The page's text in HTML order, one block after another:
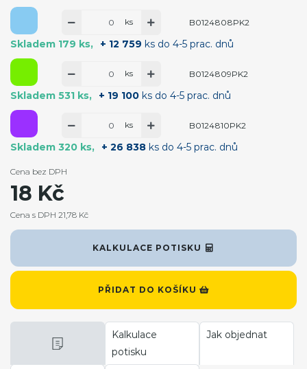
Skladem 179 ks + 12 759 ks do 4-5 prac. dnů
ks B0124808PK2
Skladem 531 ks + 19 100 ks do 4-5 prac. dnů
ks B0124809PK2
Skladem 320 ks + 26 838 ks do 4-5 prac. dnů
ks B0124810PK2
KALKULACE POTISKU
PŘIDAT DO KOŠÍKU
Cena bez DPH
18 Kč
Cena s DPH 21,78 Kč
Kalkulace
potisku
Jak objednat